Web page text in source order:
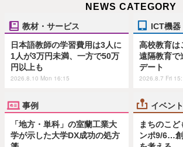
NEWS CATEGORY
教材・サービス
日本語教師の学習費用は3人に
1人が3万円未満、一方で50万
円以上も
2026.8.10 Mon 16:15
ICT機器
高校教育は
遠隔教育で
デート
2026.8.7 Fri
事例
「地方・単科」の室蘭工業大
学が示した大学DX成功の処方
イベント
まちのこ
ンポ9/6…